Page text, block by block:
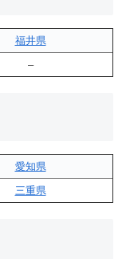
福井県
–
愛知県
三重県